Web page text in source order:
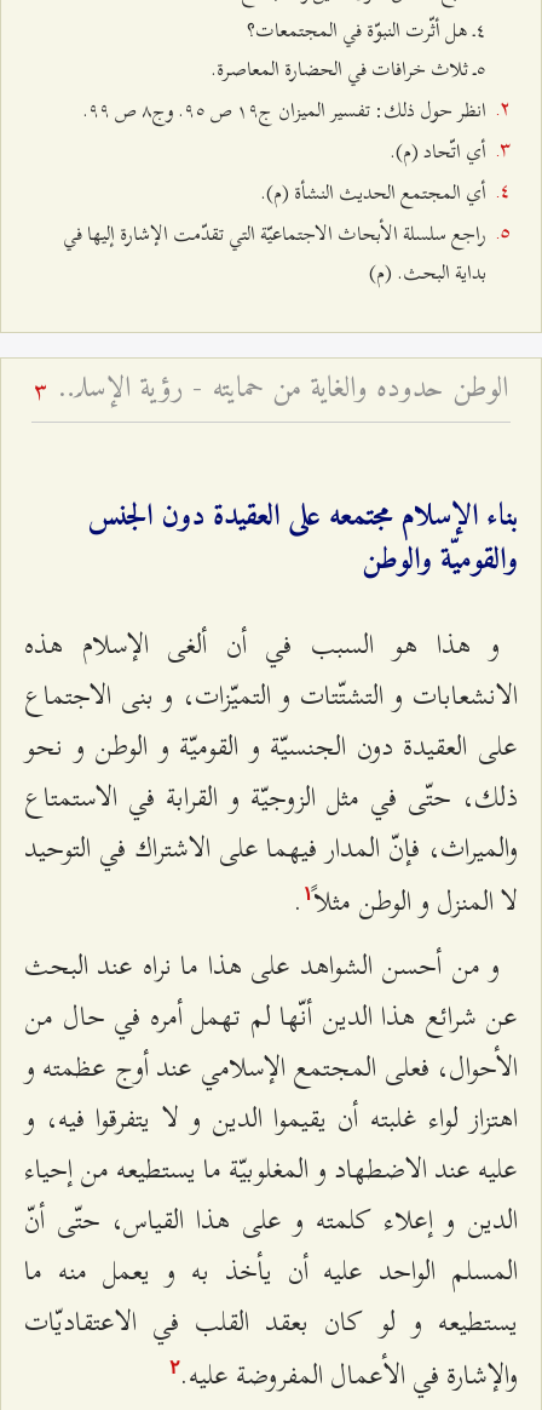
٤ـهل أثّرت النبوّة في المجتمعات؟
٥ــثلاث خرافات في الحضارة المعاصرة.
انظر حول ذلك:تفسير الميزان ج۱٩ ص ٩٥. وج۸ ص ٩٩.
أي اتّحاد (م).
أي المجتمع الحديث النشأة (م).
راجع سلسلة الأبحاث الاجتماعيّة التي تقدّمت الإشارة إليها في
بداية البحث. (م)
الوطن حدوده والغاية من حمايته - رؤية الإسلام حول القوميّة والوطنيّة 3
بناء الإسلام مجتمعه على العقيدة دون الجنس
والقوميّة والوطن
و هذا هو السبب في أن ألغى الإسلام هذه
الانشعابات و التشتّتات و التميّزات، و بنى الاجتماع
على العقيدة دون الجنسيّة و القوميّة و الوطن و نحو
ذلك، حتّى في مثل الزوجيّة و القرابة في الاستمتاع
والميراث، فإنّ المدار فيهما على الاشتراك في التوحيد
لا المنزل و الوطن مثلاً۱ .
و من أحسن الشواهد على هذا ما نراه عند البحث
عن شرائع هذا الدين أنّها لم تهمل أمره في حال من
الأحوال، فعلى المجتمع الإسلامي عند أوج عظمته و
اهتزاز لواء غلبته أن يقيموا الدين و لا يتفرقوا فيه، و
عليه عند الاضطهاد و المغلوبيّة ما يستطيعه من إحياء
الدين و إعلاء كلمته و على هذا القياس، حتّى أنّ
المسلم الواحد عليه أن يأخذ به و يعمل منه ما
يستطيعه و لو كان بعقد القلب في الاعتقاديّات
والإشارة في الأعمال المفروضة عليه.٢